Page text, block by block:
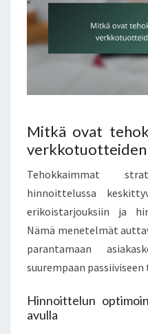
Mitkä ovat
verkkotuotteiden
Tehokkaimmat
hinnoittelussa
erikoistarjouksiin ja
Nämä menetelmät
parantamaan
suurempaan
Hinnoittelun
avulla